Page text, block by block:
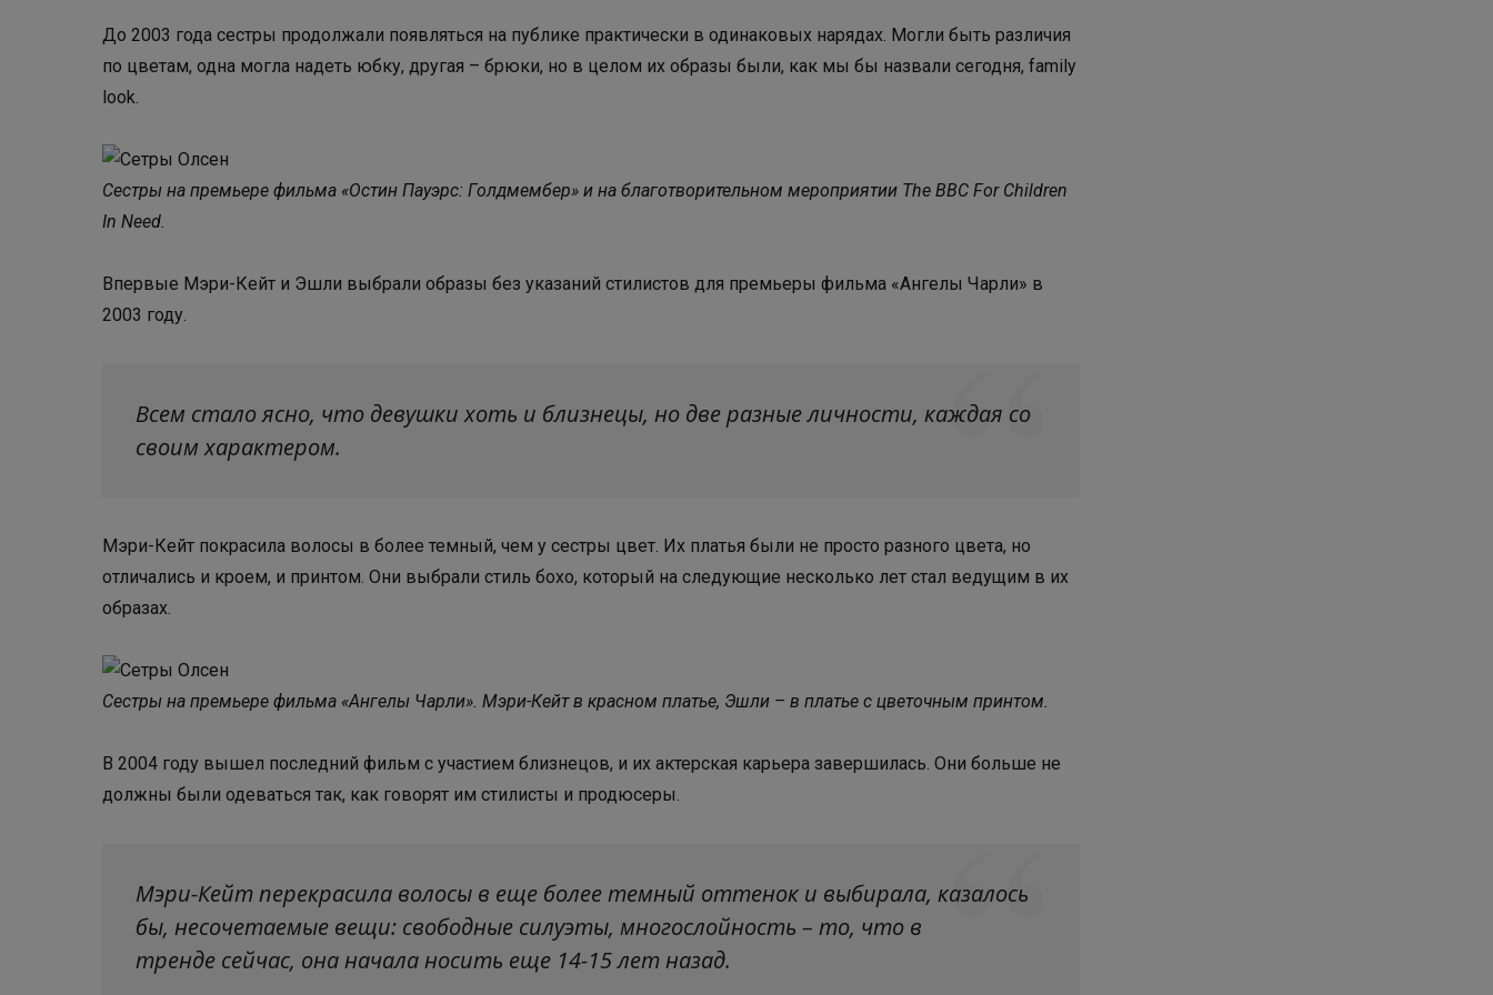
До 2003 года сестры продолжали появляться на публике практически в одинаковых нарядах. Могли быть различия
по цветам, одна могла надеть юбку, другая – брюки, но в целом их образы были, как мы бы назвали сегодня, family
look.
Сестры на премьере фильма «Остин Пауэрс: Голдмембер» и на благотворительном мероприятии The BBC For Children
In Need.
Впервые Мэри-Кейт и Эшли выбрали образы без указаний стилистов для премьеры фильма «Ангелы Чарли» в
2003 году.
Всем стало ясно, что девушки хоть и близнецы, но две разные личности, каждая со
своим характером.
Мэри-Кейт покрасила волосы в более темный, чем у сестры цвет. Их платья были не просто разного цвета, но
отличались и кроем, и принтом. Они выбрали стиль бохо, который на следующие несколько лет стал ведущим в их
образах.
Сестры на премьере фильма «Ангелы Чарли». Мэри-Кейт в красном платье, Эшли – в платье с цветочным принтом.
В 2004 году вышел последний фильм с участием близнецов, и их актерская карьера завершилась. Они больше не
должны были одеваться так, как говорят им стилисты и продюсеры.
Мэри-Кейт перекрасила волосы в еще более темный оттенок и выбирала, казалось
бы, несочетаемые вещи: свободные силуэты, многослойность – то, что в
тренде сейчас, она начала носить еще 14-15 лет назад.